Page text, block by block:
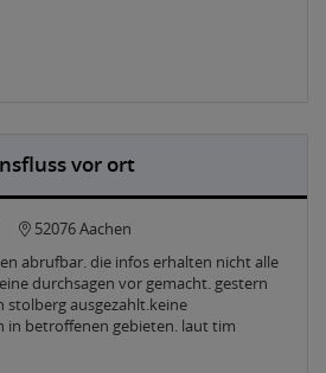
vor ort
52076 Aachen
abrufbar. die infos erhalten nicht alle
durchsagen vor gemacht. gestern
stolberg ausgezahlt.keine
in betroffenen gebieten. laut tim